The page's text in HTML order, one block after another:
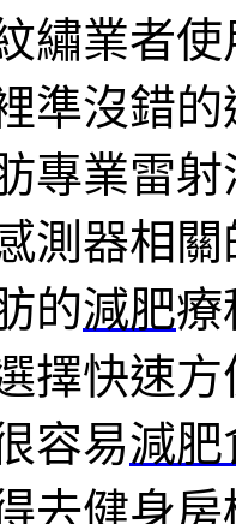
繡業者
準沒錯
專業雷射
測器相關
的減肥療
擇快速
容易減肥
去健身房